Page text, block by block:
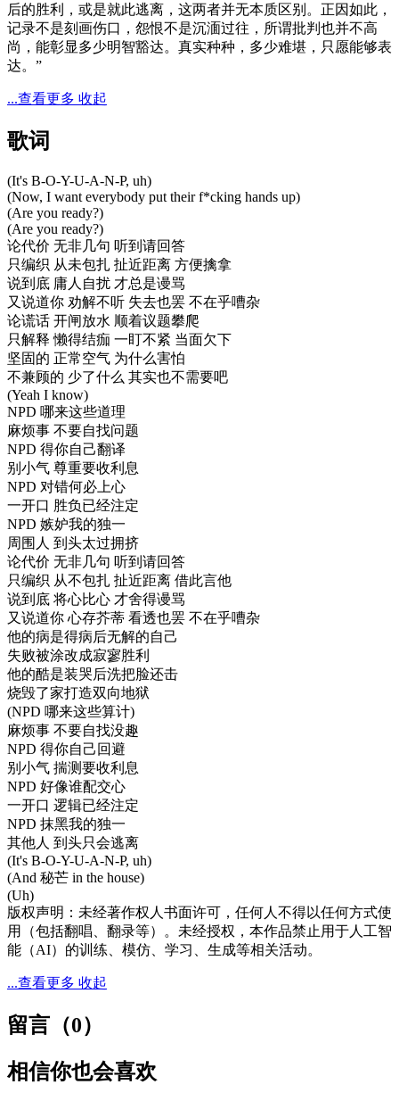
后的胜利，或是就此逃离，这两者并无本质区别。正因如此，
记录不是刻画伤口，怨恨不是沉湎过往，所谓批判也并不高
尚，能彰显多少明智豁达。真实种种，多少难堪，只愿能够表
达。”
...查看更多 收起
歌词
(It's B-O-Y-U-A-N-P, uh)
(Now, I want everybody put their f*cking hands up)
(Are you ready?)
(Are you ready?)
论代价 无非几句 听到请回答
只编织 从未包扎 扯近距离 方便擒拿
说到底 庸人自扰 才总是谩骂
又说道你 劝解不听 失去也罢 不在乎嘈杂
论谎话 开闸放水 顺着议题攀爬
只解释 懒得结痂 一盯不紧 当面欠下
坚固的 正常空气 为什么害怕
不兼顾的 少了什么 其实也不需要吧
(Yeah I know)
NPD 哪来这些道理
麻烦事 不要自找问题
NPD 得你自己翻译
别小气 尊重要收利息
NPD 对错何必上心
一开口 胜负已经注定
NPD 嫉妒我的独一
周围人 到头太过拥挤
论代价 无非几句 听到请回答
只编织 从不包扎 扯近距离 借此言他
说到底 将心比心 才舍得谩骂
又说道你 心存芥蒂 看透也罢 不在乎嘈杂
他的病是得病后无解的自己
失败被涂改成寂寥胜利
他的酷是装哭后洗把脸还击
烧毁了家打造双向地狱
(NPD 哪来这些算计)
麻烦事 不要自找没趣
NPD 得你自己回避
别小气 揣测要收利息
NPD 好像谁配交心
一开口 逻辑已经注定
NPD 抹黑我的独一
其他人 到头只会逃离
(It's B-O-Y-U-A-N-P, uh)
(And 秘芒 in the house)
(Uh)
版权声明：未经著作权人书面许可，任何人不得以任何方式使
用（包括翻唱、翻录等）。未经授权，本作品禁止用于人工智
能（AI）的训练、模仿、学习、生成等相关活动。
...查看更多 收起
留言（0）
相信你也会喜欢